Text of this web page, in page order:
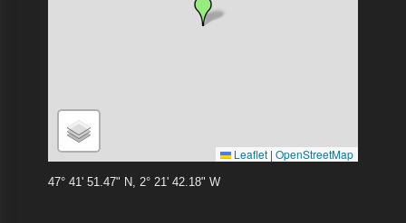
Leaflet | OpenStreetMap
47° 41' 51.47" N, 2° 21' 42.18" W